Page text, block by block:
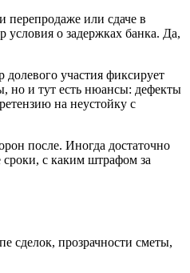
или сдаче в
условия о задержках банка. Да,
участия фиксирует
но и тут есть нюансы: дефекты
на неустойку с
после. Иногда достаточно
сроки, с каким штрафом за
сделок, прозрачности сметы,